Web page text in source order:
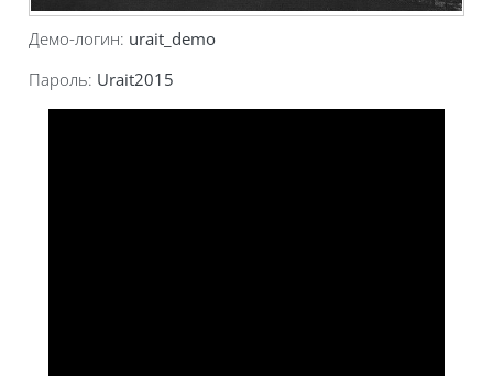
Демо-логин: urait_demo
Пароль: Urait2015